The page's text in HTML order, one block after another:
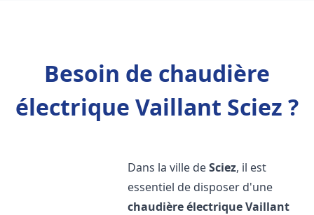
Besoin de chaudière
électrique Vaillant Sciez ?
Dans la ville deSciez, il est
essentiel de disposer d'une
chaudière électrique Vaillant